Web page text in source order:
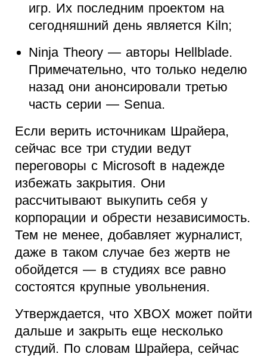
игр. Их последним проектом на
сегодняшний день является Kiln;
Ninja Theory — авторы Hellblade.
Примечательно, что только неделю
назад они анонсировали третью
часть серии — Senua.
Если верить источникам Шрайера,
сейчас все три студии ведут
переговоры с Microsoft в надежде
избежать закрытия. Они
рассчитывают выкупить себя у
корпорации и обрести независимость.
Тем не менее, добавляет журналист,
даже в таком случае без жертв не
обойдется — в студиях все равно
состоятся крупные увольнения.
Утверждается, что XBOX может пойти
дальше и закрыть еще несколько
студий. По словам Шрайера, сейчас